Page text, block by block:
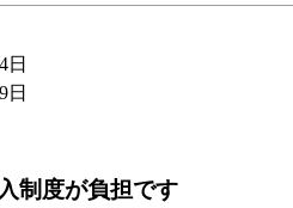
日
日
制度が負担です